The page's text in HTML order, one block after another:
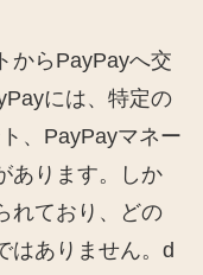
からPayPayへ交
には、特定の
、PayPayマネー
あります。しか
れており、どの
はありません。d